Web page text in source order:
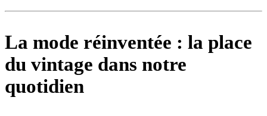
La mode réinventée : la place
du vintage dans notre
quotidien